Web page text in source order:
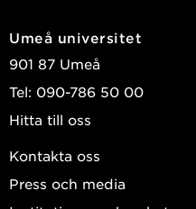
Umeå universitet
901 87 Umeå
Tel: 090-786 50 00
Hitta till oss
Kontakta oss
Press och media